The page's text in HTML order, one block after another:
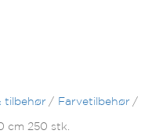
tilbehør / Farvetilbehør /
cm 250 stk.